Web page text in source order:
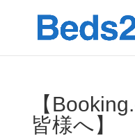
【
皆様へ】